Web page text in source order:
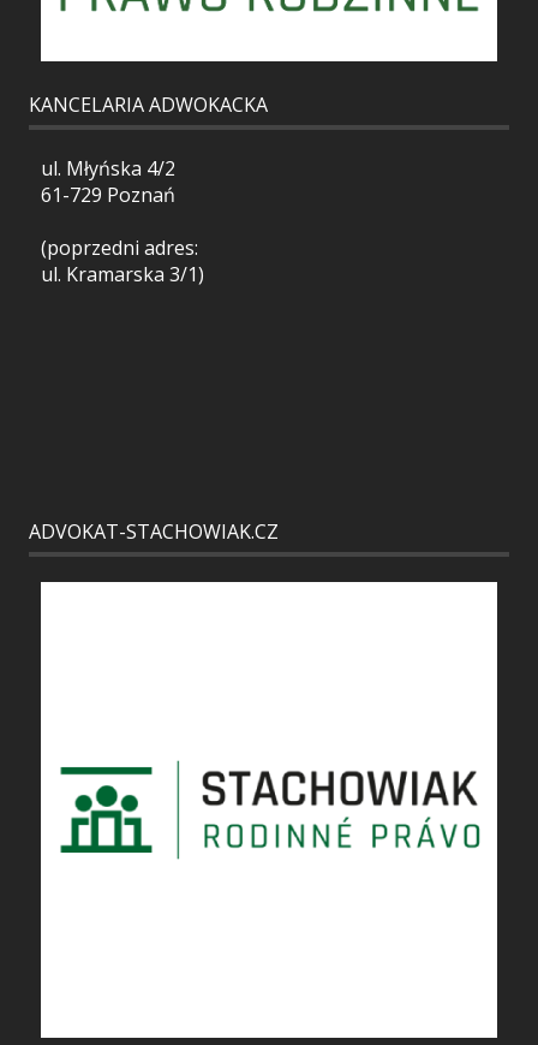
KANCELARIA ADWOKACKA
ul. Młyńska 4/2
61-729 Poznań
(poprzedni adres:
ul. Kramarska 3/1)
ADVOKAT-STACHOWIAK.CZ